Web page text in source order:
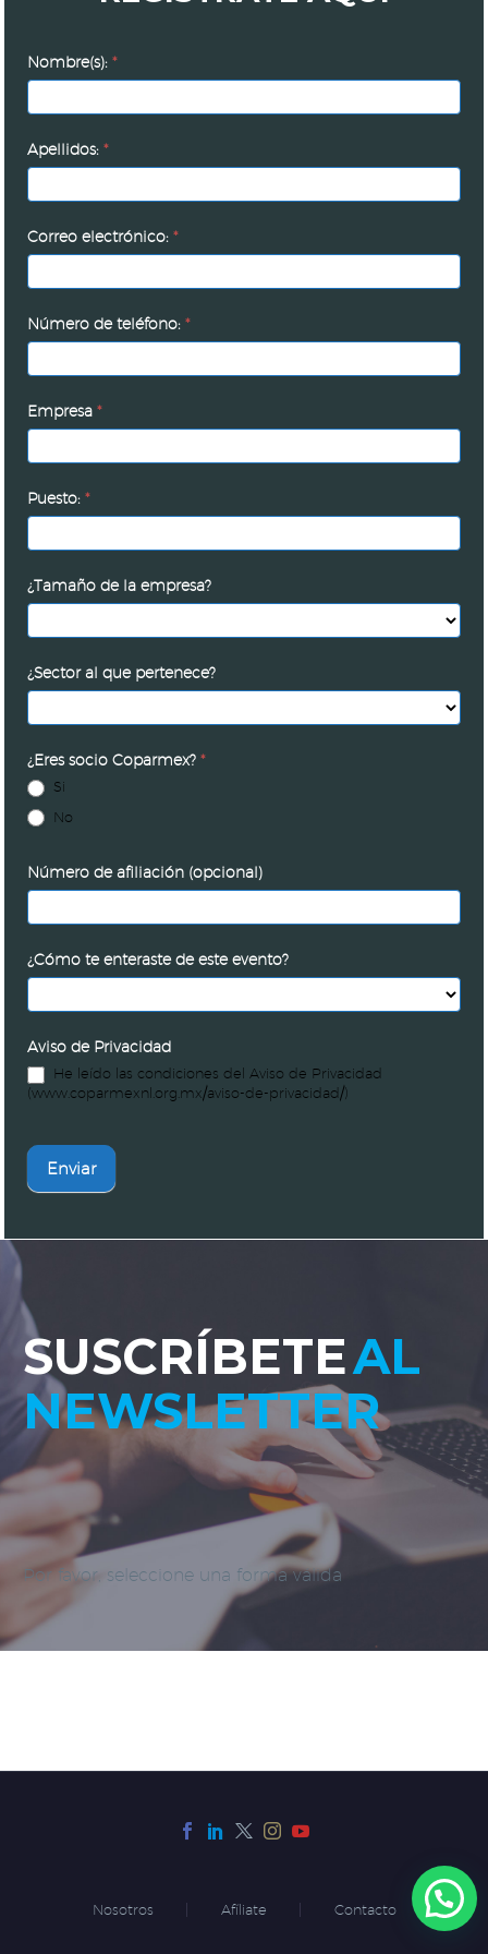
Diálogo
con
Xóchitl
Gálvez
Nombre(s):*
Apellidos:*
Correo electrónico:*
Número de teléfono:*
Empresa*
Puesto:*
¿Tamaño de la empresa?
¿Sector al que pertenece?
¿Eres socio Coparmex?*
Si
No
Número de afiliación (opcional)
¿Cómo te enteraste de este evento?
Aviso de Privacidad
He leído las condiciones del Aviso de Privacidad
(www.coparmexnl.org.mx/aviso-de-privacidad/)
Enviar
SUSCRÍBETEAL
NEWSLETTER
Por favor, seleccione una forma válida
Nosotros Afíliate Contacto